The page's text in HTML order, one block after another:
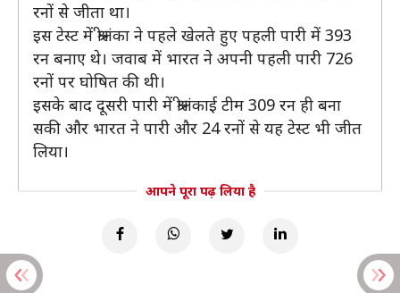
रनों से जीता था।
इस टेस्ट में श्रीलंका ने पहले खेलते हुए पहली पारी में 393
रन बनाए थे। जवाब में भारत ने अपनी पहली पारी 726
रनों पर घोषित की थी।
इसके बाद दूसरी पारी में श्रीलंकाई टीम 309 रन ही बना
सकी और भारत ने पारी और 24 रनों से यह टेस्ट भी जीत
लिया।
आपने पूरा पढ़ लिया है